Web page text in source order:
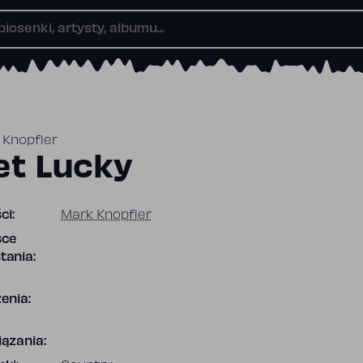
Knopfler
Lucky
Mark Knopfler